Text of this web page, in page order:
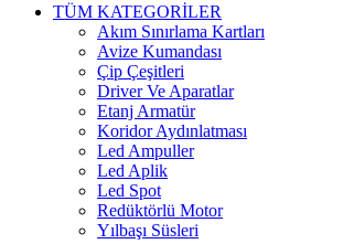
TÜM KATEGORİLER
Akım Sınırlama Kartları
Avize Kumandası
Çip Çeşitleri
Driver Ve Aparatlar
Etanj Armatür
Koridor Aydınlatması
Led Ampuller
Led Aplik
Led Spot
Redüktörlü Motor
Yılbaşı Süsleri